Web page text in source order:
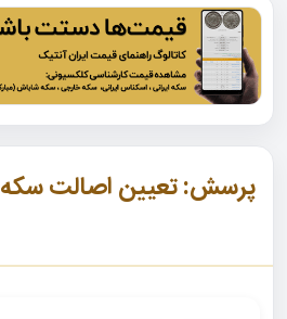
پرسش: تعیین اصالت سکه 10پهلوی